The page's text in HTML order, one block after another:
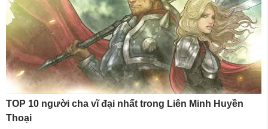
TOP 10 người cha vĩ đại nhất trong Liên Minh Huyền
Thoại